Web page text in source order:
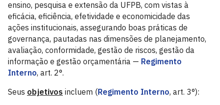
ensino, pesquisa e extensão da UFPB, com vistas à
eficácia, eficiência, efetividade e economicidade das
ações institucionais, assegurando boas práticas de
governança, pautadas nas dimensões de planejamento,
avaliação, conformidade, gestão de riscos, gestão da
informação e gestão orçamentária — Regimento
Interno, art. 2°.
Seus objetivos incluem (Regimento Interno, art. 3°):